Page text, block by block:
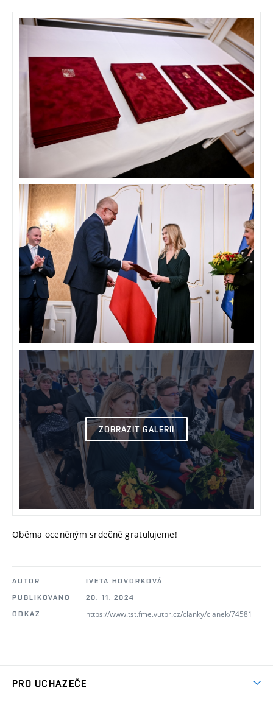
ZOBRAZIT GALERII
Oběma oceněným srdečně gratulujeme!
AUTOR
IVETA HOVORKOVÁ
PUBLIKOVÁNO
20. 11. 2024
ODKAZ
https://www.tst.fme.vutbr.cz/clanky/clanek/74581
PRO UCHAZEČE